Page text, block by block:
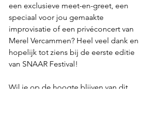
een exclusieve meet-en-greet, een
speciaal voor jou gemaakte
improvisatie of een privéconcert van
Merel Vercammen? Heel veel dank en
hopelijk tot ziens bij de eerste editie
van SNAAR Festival!
Wil je op de hoogte blijven van dit